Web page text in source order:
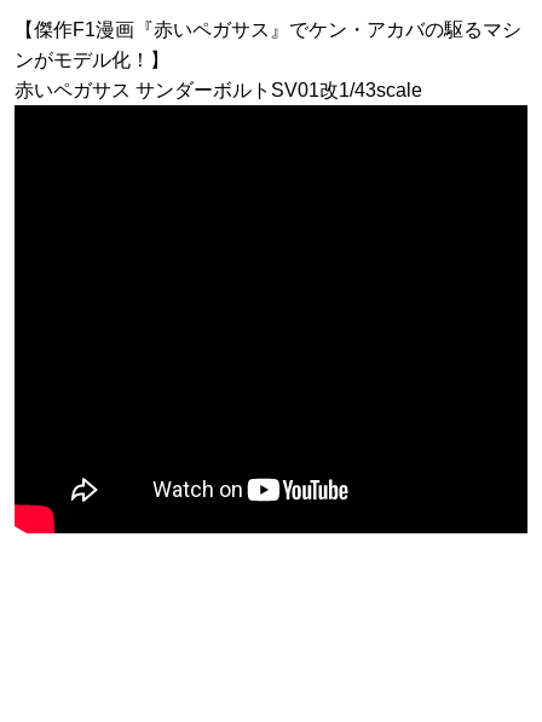
【傑作F1漫画『赤いペガサス』でケン・アカバの駆るマシ
ンがモデル化！】
赤いペガサス サンダーボルトSV01改1/43scale